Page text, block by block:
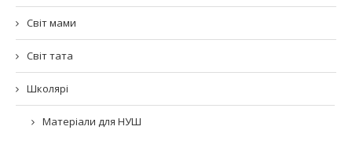
Світ мами
Світ тата
Школярі
Матеріали для НУШ